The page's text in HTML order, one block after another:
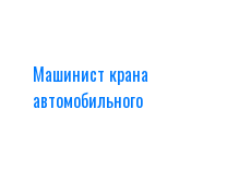
Машинист крана
автомобильного